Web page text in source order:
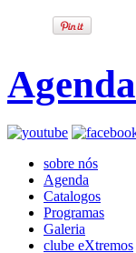
Agenda
sobre nós
Agenda
Catalogos
Programas
Galeria
clube eXtremos